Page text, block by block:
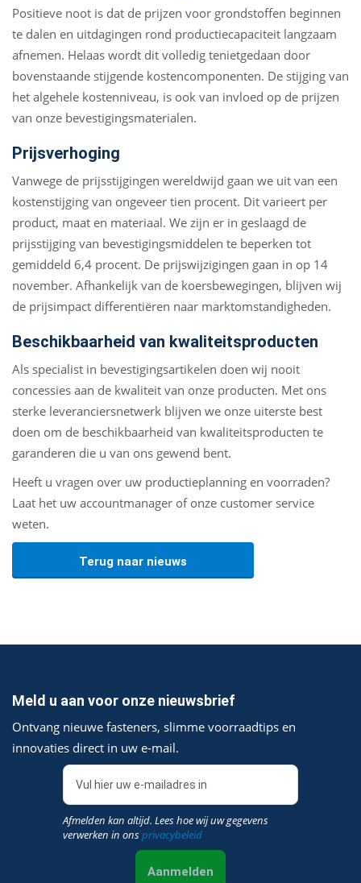
Positieve noot is dat de prijzen voor grondstoffen beginnen
te dalen en uitdagingen rond productiecapaciteit langzaam
afnemen. Helaas wordt dit volledig tenietgedaan door
bovenstaande stijgende kostencomponenten. De stijging van
het algehele kostenniveau, is ook van invloed op de prijzen
van onze bevestigingsmaterialen.
Prijsverhoging
Vanwege de prijsstijgingen wereldwijd gaan we uit van een
kostenstijging van ongeveer tien procent. Dit varieert per
product, maat en materiaal. We zijn er in geslaagd de
prijsstijging van bevestigingsmiddelen te beperken tot
gemiddeld 6,4 procent. De prijswijzigingen gaan in op 14
november. Afhankelijk van de koersbewegingen, blijven wij
de prijsimpact differentiëren naar marktomstandigheden.
Beschikbaarheid van kwaliteitsproducten
Als specialist in bevestigingsartikelen doen wij nooit
concessies aan de kwaliteit van onze producten. Met ons
sterke leveranciersnetwerk blijven we onze uiterste best
doen om de beschikbaarheid van kwaliteitsproducten te
garanderen die u van ons gewend bent.
Heeft u vragen over uw productieplanning en voorraden?
Laat het uw accountmanager of onze customer service
weten.
Terug naar nieuws
Meld u aan voor onze nieuwsbrief
Ontvang nieuwe fasteners, slimme voorraadtips en
innovaties direct in uw e‑mail.
Afmelden kan altijd. Lees hoe wij uw gegevens
verwerken in onsprivacybeleid
Aanmelden